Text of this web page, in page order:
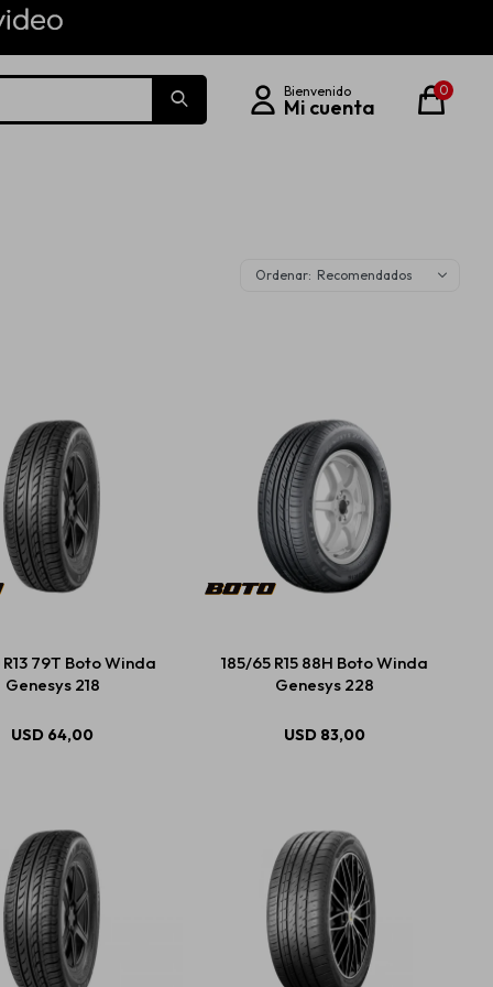
0
Recomendados
79T Boto Winda
Genesys 218
USD 64,00
185/65 R15 88H Boto Winda
Genesys 228
USD 83,00